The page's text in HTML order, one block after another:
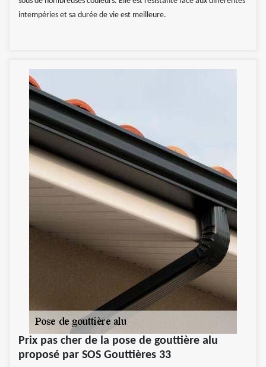
intempéries et sa durée de vie est meilleure.
Prix pas cher de la pose de gouttière alu
proposé par SOS Gouttières 33